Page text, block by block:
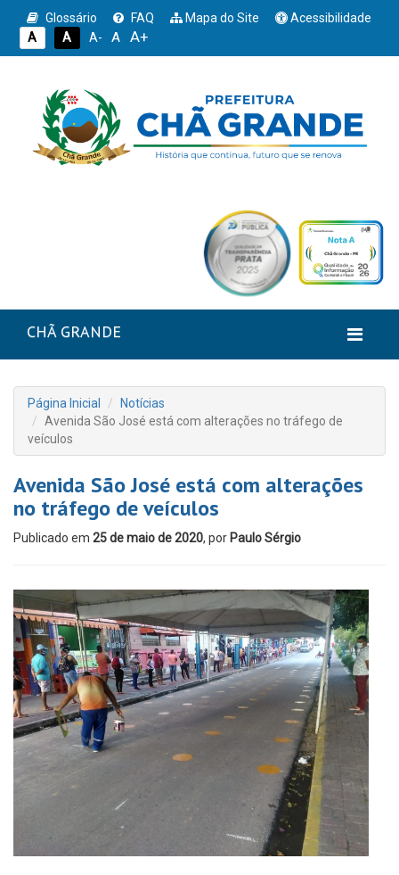
Glossário FAQ Mapa do Site
Acessibilidade
A
A A- A A+
CHÃ GRANDE
Página Inicial
Notícias
Avenida São José está com alterações no tráfego de
veículos
Avenida São José está com alterações
no tráfego de veículos
Publicado em 25 de maio de 2020, por Paulo Sérgio